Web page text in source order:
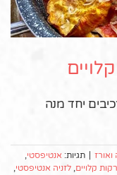
יחד מנה
תגיות: אנטיפסטי,
קלויים, לזניה אנטיפסטי,